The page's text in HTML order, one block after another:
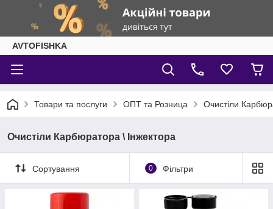
AVTOFISHKA
Товари та послуги ОПТ та Розница Очистіли
Очистіли Карбюратора \ Інжектора
Сортування 0 Фільтри